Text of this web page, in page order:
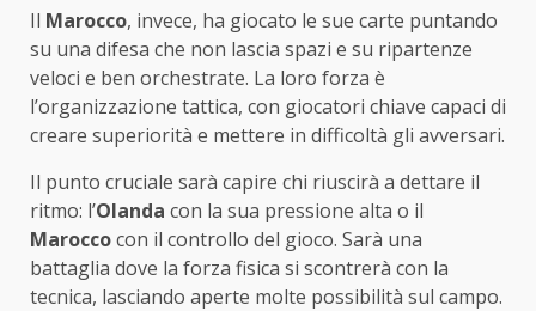
Il Marocco, invece, ha giocato le sue carte puntando
su una difesa che non lascia spazi e su ripartenze
veloci e ben orchestrate. La loro forza è
l’organizzazione tattica, con giocatori chiave capaci di
creare superiorità e mettere in difficoltà gli avversari.
Il punto cruciale sarà capire chi riuscirà a dettare il
ritmo: l’Olanda con la sua pressione alta o il
Maroccocon il controllo del gioco. Sarà una
battaglia dove la forza fisica si scontrerà con la
tecnica, lasciando aperte molte possibilità sul campo.